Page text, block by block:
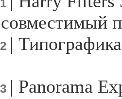
|
| Panorama